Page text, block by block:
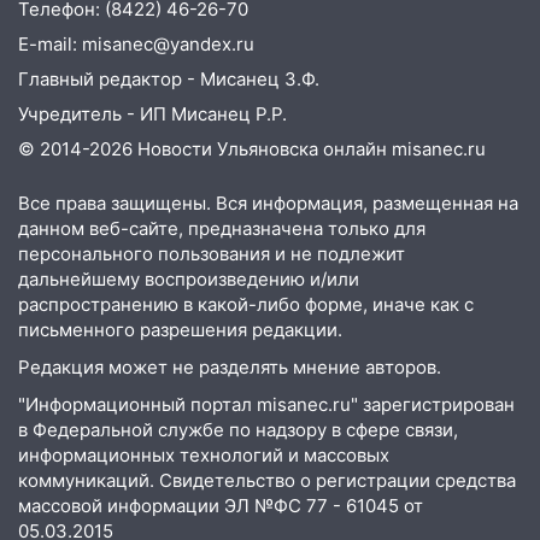
на 10 августа
09.08.2026
21:58 В Ульяновске около «нового»
моста утопили автомобиль «Вольво»
20:20 Итоги 9 августа в Ульяновской
человека на Волге и транспортный
коллапс
19:43 Из-за ураганного ветра упали
деревья в парке «Победы»
Заволжье ульяновские спасатели
ликвидировали крупный пожар
17:15 Прогноз погоды на 10 августа в
Ульяновской области
16:00 В Ульяновске во время шторма на
Телефон: (8422) 46-26-70
E-mail: misanec@yandex.ru
Главный редактор - Мисанец З.Ф.
Учредитель - ИП Мисанец Р.Р.
© 2014-2026 Новости Ульяновска онлайн misanec.ru
Все права защищены. Вся информация, размещенная на
данном веб-сайте, предназначена только для
персонального пользования и не подлежит
дальнейшему воспроизведению и/или
распространению в какой-либо форме, иначе как с
письменного разрешения редакции.
Редакция может не разделять мнение авторов.
"Информационный портал misanec.ru" зарегистрирован
в Федеральной службе по надзору в сфере связи,
информационных технологий и массовых
коммуникаций. Свидетельство о регистрации средства
массовой информации ЭЛ №ФС 77 - 61045 от
05.03.2015